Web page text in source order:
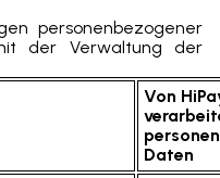
personenbezogener
der Verwaltung der
Von
Daten